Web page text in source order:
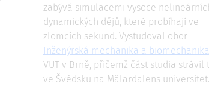
zabývá simulacemi vysoce
dynamických dějů, které probíhají ve
zlomcích sekund. Vystudoval obor
Inženýrská mechanika a biomechanika
VUT v Brně, přičemž část studia strávil
ve Švédsku na Mälardalens